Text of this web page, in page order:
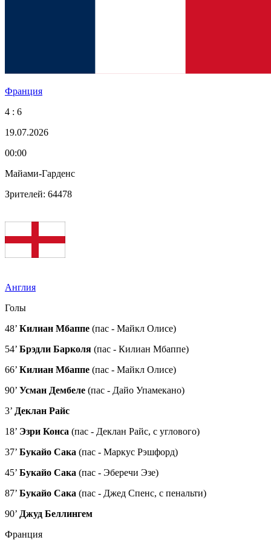
Франция
4 : 6
19.07.2026
00:00
Майами-Гарденс
Зрителей: 64478
Англия
Голы
48’ Килиан Мбаппе (пас - Майкл Олисе)
54’ Брэдли Барколя (пас - Килиан Мбаппе)
66’ Килиан Мбаппе (пас - Майкл Олисе)
90’ Усман Дембеле (пас - Дайо Упамекано)
3’ Деклан Райс
18’ Эзри Конса (пас - Деклан Райс, с углового)
37’ Букайо Сака (пас - Маркус Рэшфорд)
45’ Букайо Сака (пас - Эберечи Эзе)
87’ Букайо Сака (пас - Джед Спенс, с пенальти)
90’ Джуд Беллингем
Франция